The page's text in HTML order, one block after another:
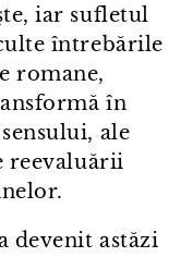
iar sufletul
întrebările
romane,
în
ale
reevaluării
devenit astăzi